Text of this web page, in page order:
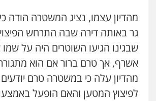
מהדיון עצמו, נציג המשטרה הודה
גר באותה דירה שבה התרחש
שבגינו הגיעו השוטרים היה על
אשרף, אך טרם ברור אם הוא
מהדיון עלה כי במשטרה טרם
לפיצוץ המטען והאם הופעל
פלילי משפט פלילי
0528959600
קורל קרוז – עורך דין
משפט פלילי
0545437431